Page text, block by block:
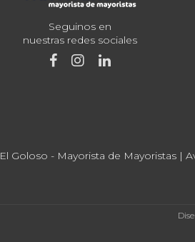
Seguinos en
nuestras redes sociales
El Goloso - Mayorista de Mayoristas |